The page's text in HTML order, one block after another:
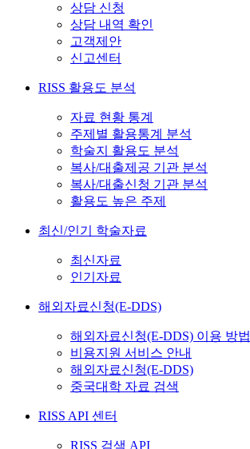
상담 신청
상담 내역 확인
고객제안
신고센터
RISS 활용도 분석
자료 현황 통계
주제별 활용통계 분석
학술지 활용도 분석
복사/대출제공 기관 분석
복사/대출신청 기관 분석
활용도 높은 주제
최신/인기 학술자료
최신자료
인기자료
해외자료신청(E-DDS)
해외자료신청(E-DDS) 이용 방법
비용지원 서비스 안내
해외자료신청(E-DDS)
중국대학 자료 검색
RISS API 센터
RISS 검색 API